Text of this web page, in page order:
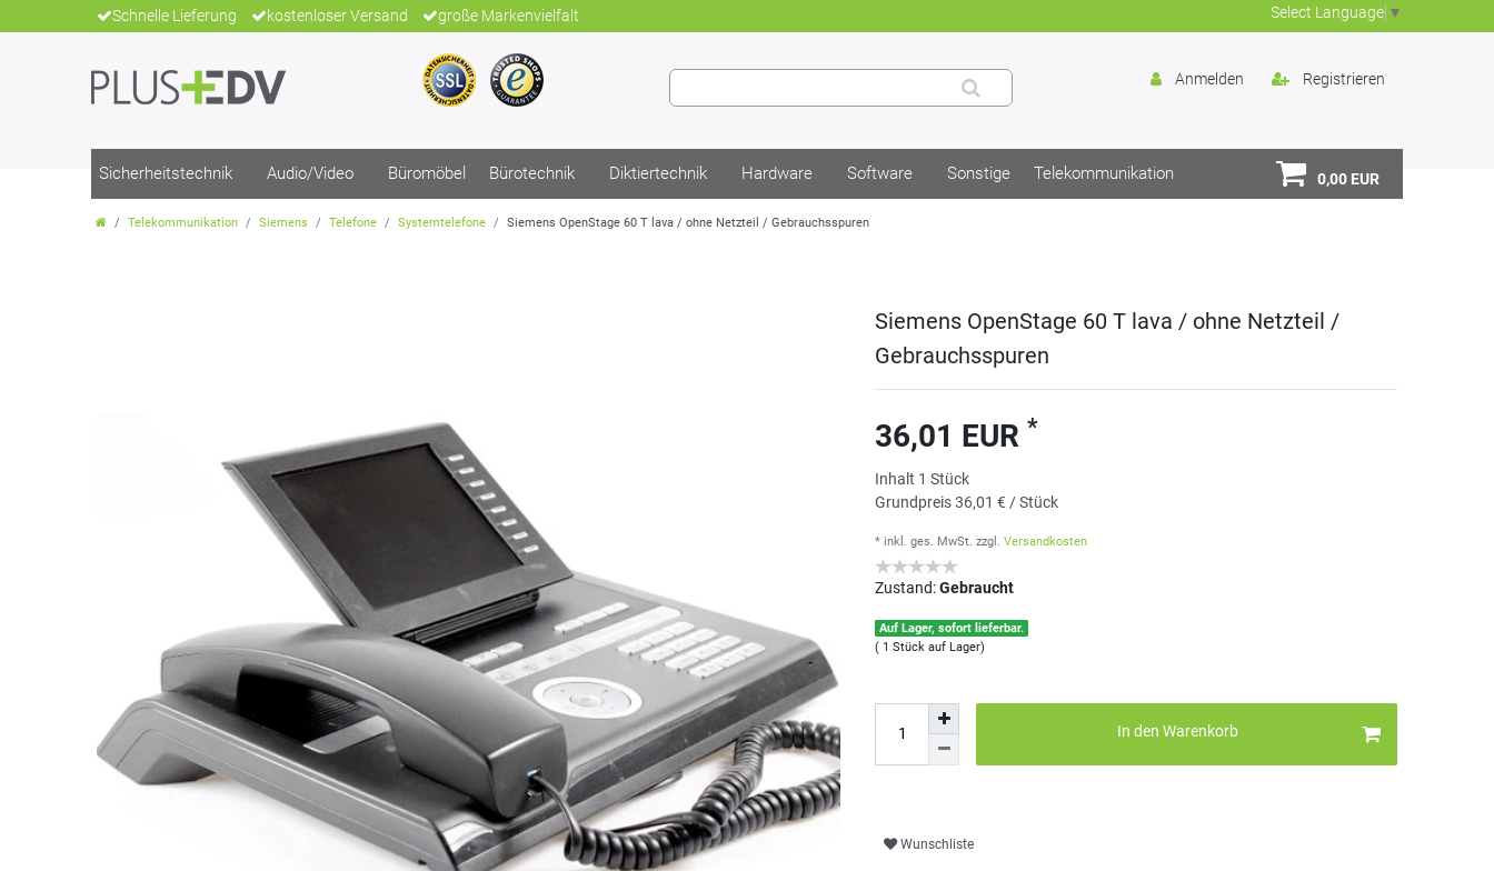
Schnelle Lieferung kostenloser Versand große Markenvielfalt Select Language ▼
Anmelden Registrieren
Sicherheitstechnik Audio/Video Büromöbel Bürotechnik Diktiertechnik Hardware Software Sonstige Telekommunikation 0,00 EUR
Telekommunikation Siemens Telefone Systemtelefone Siemens OpenStage 60 T lava / ohne Netzteil / Gebrauchsspuren
Siemens OpenStage 60 T lava / ohne Netzteil /
Gebrauchsspuren
36,01 EUR *
Inhalt 1 Stück
Grundpreis36,01 € / Stück
* inkl. ges. MwSt. zzgl. Versandkosten
Zustand:Gebraucht
Auf Lager, sofort lieferbar.
( 1 Stück auf Lager)
In den Warenkorb
Wunschliste